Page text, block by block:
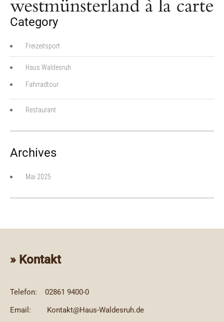
Category
Freizeitsport
Haus Waldesruh
Fahrradtour
Restaurant
Archives
Mai 2025
» Kontakt
Telefon:
02861 9400-0
Email:
Kontakt@Haus-Waldesruh.de